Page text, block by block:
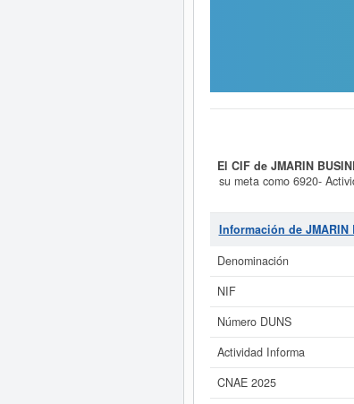
El CIF de JMARIN
su meta como 6920-
automatizada mediante
móvil. Esta empresa
fiscal.JMARIN
capital aproximado de
Si está interesado en
JMARIN BUSINESS
Información de JMARIN
Denominación
NIF
Número DUNS
Actividad Informa
CNAE 2025